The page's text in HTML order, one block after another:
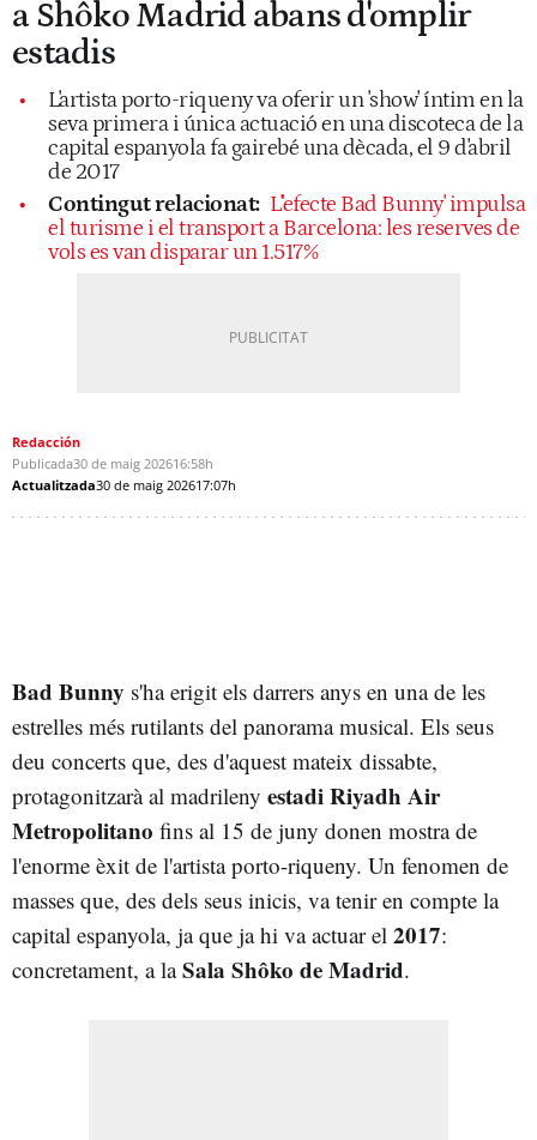
a Shôko Madrid abans d'omplir
estadis
L'artista porto-riqueny va oferir un 'show' íntim en la
seva primera i única actuació en una discoteca de la
capital espanyola fa gairebé una dècada, el 9 d'abril
de 2017
Contingut relacionat: L''efecte Bad Bunny' impulsa
el turisme i el transport a Barcelona: les reserves de
vols es van disparar un 1.517%
Redacción
Publicada30 de maig 202616:58h
Actualitzada30 de maig 202617:07h
Bad Bunny s'ha erigit els darrers anys en una de les
estrelles més rutilants del panorama musical. Els seus
deu concerts que, des d'aquest mateix dissabte,
protagonitzarà al madrileny estadi Riyadh Air
Metropolitano fins al 15 de juny donen mostra de
l'enorme èxit de l'artista porto-riqueny. Un fenomen de
masses que, des dels seus inicis, va tenir en compte la
capital espanyola, ja que ja hi va actuar el 2017:
concretament, a laSala Shôko de Madrid.